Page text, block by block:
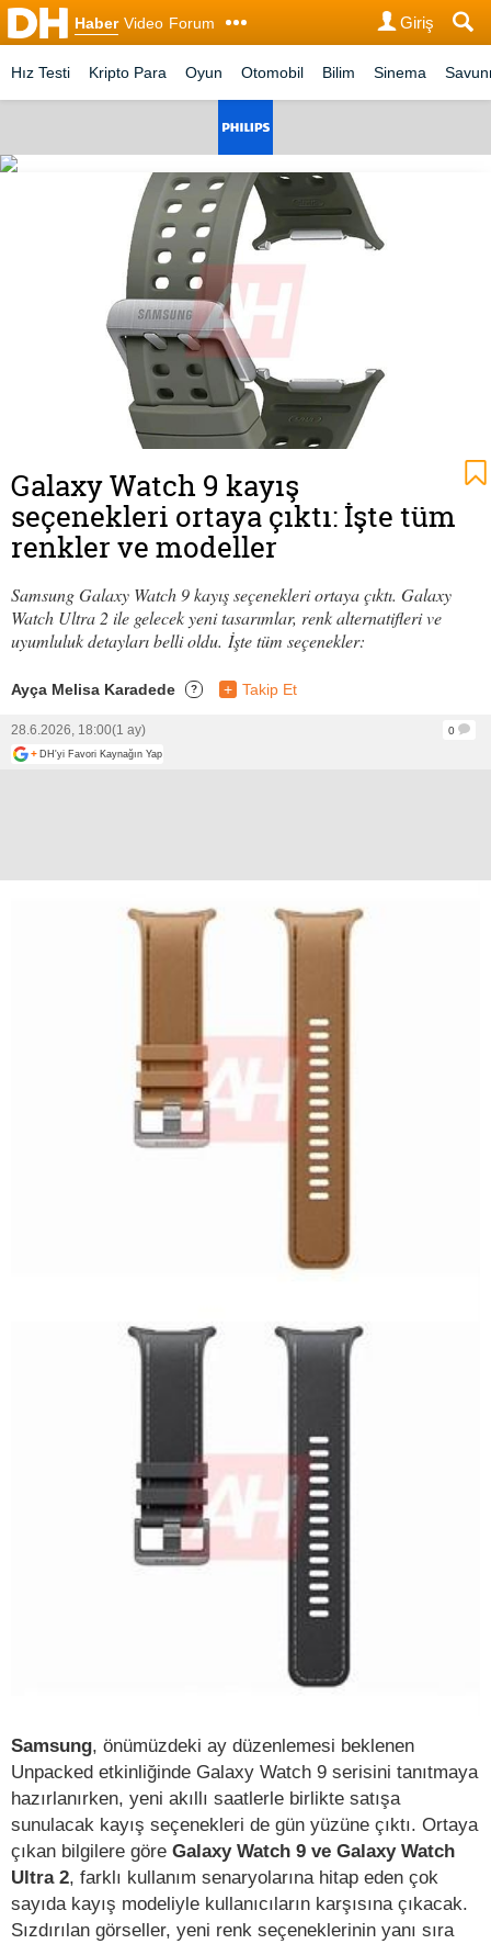
Haber Video Forum Giriş
Hız Testi Kripto Para Oyun Otomobil Bilim Sinema
Galaxy Watch 9 kayış
seçenekleri ortaya çıktı: İşte tüm
renkler ve modeller
Samsung Galaxy Watch 9 kayış seçenekleri ortaya çıktı. Galaxy
Watch Ultra 2 ile gelecek yeni tasarımlar, renk alternatifleri ve
uyumluluk detayları belli oldu. İşte tüm seçenekler:
Ayça Melisa Karadede ? + Takip Et
28.6.2026, 18:00(1 ay)
0
+ DH'yi Favori Kaynağın Yap
Samsung, önümüzdeki ay düzenlemesi beklenen
Unpacked etkinliğinde Galaxy Watch 9 serisini tanıtmaya
hazırlanırken, yeni akıllı saatlerle birlikte satışa
sunulacak kayış seçenekleri de gün yüzüne çıktı. Ortaya
çıkan bilgilere göre Galaxy Watch 9 ve Galaxy Watch
Ultra 2, farklı kullanım senaryolarına hitap eden çok
sayıda kayış modeliyle kullanıcıların karşısına çıkacak.
Sızdırılan görseller, yeni renk seçeneklerinin yanı sıra